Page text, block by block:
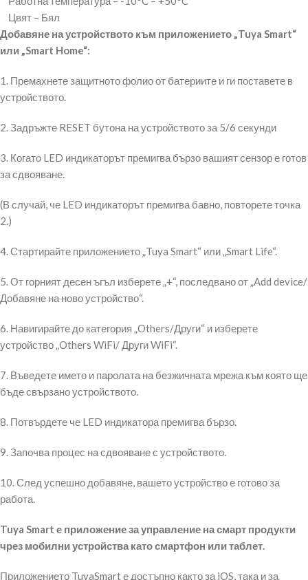
Цвят – Бял
Добавяне на устройството към приложението „Tuya Smart“
или „Smart Home“:
1. Премахнете защитното фолио от батериите и ги поставете в
устройството.
2. Задръжте RESET бутона на устройството за 5/6 секунди
3. Когато LED индикаторът премигва бързо вашият сензор е готов
за сдвояване.
(В случай, че LED индикаторът премигва бавно, повторете точка
2.)
4. Стартирайте приложението „Tuya Smart“ или „Smart Life“.
5. От горният десен ъгъл изберете „+“, последвано от „Add device/
Добавяне на ново устройство“.
6. Навигирайте до категория „Others/Други“ и изберете
устройство „Others WiFi/ Други WiFi“.
7. Въведете името и паролата на безжичната мрежа към която ще
бъде свързано устройството.
8. Потвърдете че LED индикатора премигва бързо.
9. Започва процес на сдвояване с устройството.
10. След успешно добавяне, вашето устройство е готово за
работа.
Tuya Smart е приложение за управление на смарт продукти
чрез мобилни устройства като смартфон или таблет.
Приложението TuyaSmart е достъпно както за iOS, така и за